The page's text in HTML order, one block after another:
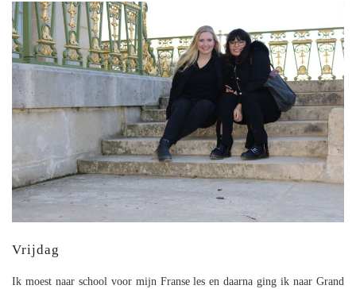
Vrijdag
Ik moest naar school voor mijn Franse les en daarna ging ik naar Grand